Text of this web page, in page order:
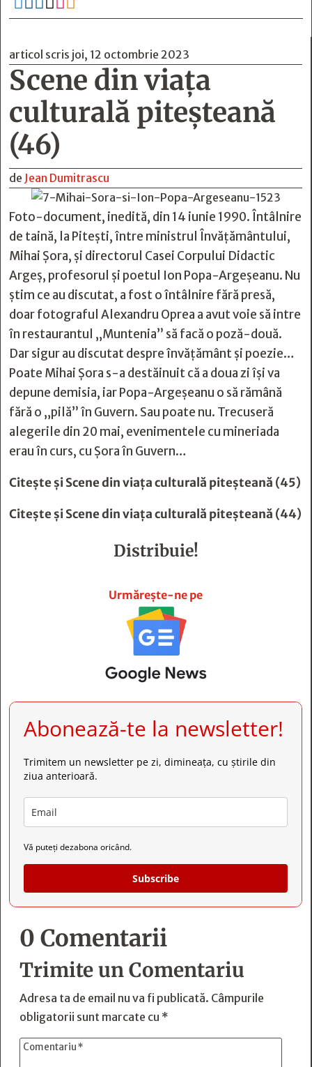
articol scris joi, 12 octombrie 2023
Scene din viaţa
culturală piteşteană
(46)
de Jean Dumitrascu
Foto-document, inedită, din 14 iunie 1990. Întâlnire
de taină, la Pitești, între ministrul Învățământului,
Mihai Șora, și directorul Casei Corpului Didactic
Argeș, profesorul și poetul Ion Popa-Argeșeanu. Nu
știm ce au discutat, a fost o întâlnire fără presă,
doar fotograful Alexandru Oprea a avut voie să intre
în restaurantul „Muntenia” să facă o poză-două.
Dar sigur au discutat despre învățământ și poezie…
Poate Mihai Șora s-a destăinuit că a doua zi își va
depune demisia, iar Popa-Argeșeanu o să rămână
fără o „pilă” în Guvern. Sau poate nu. Trecuseră
alegerile din 20 mai, evenimentele cu mineriada
erau în curs, cu Șora în Guvern…
Citește șiScene din viaţa culturală piteşteană (45)
Citește șiScene din viaţa culturală piteşteană (44)
Distribuie!
Urmărește-ne pe
Abonează-te la newsletter!
Trimitem un newsletter pe zi, dimineața, cu știrile din
ziua anterioară.
Vă puteți dezabona oricând.
Subscribe
0 Comentarii
Trimite un Comentariu
Adresa ta de email nu va fi publicată. Câmpurile
obligatorii sunt marcate cu *